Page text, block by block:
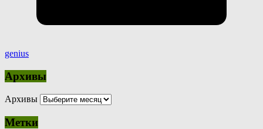
genius
Архивы
Архивы
Метки